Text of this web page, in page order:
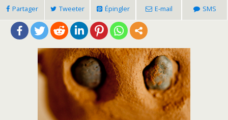
Partager Tweeter Épingler E-mail SMS